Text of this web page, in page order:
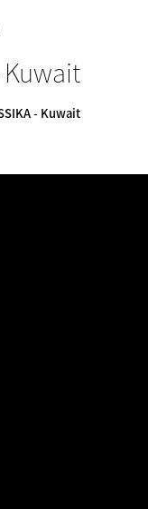
Kuwait
- Kuwait